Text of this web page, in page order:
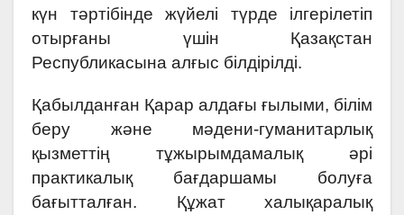
күн тәртібінде жүйелі түрде ілгерілетіп
отырғаны үшін Қазақстан
Республикасына алғыс білдірілді.
Қабылданған Қарар алдағы ғылыми, білім
беру және мәдени-гуманитарлық
қызметтің тұжырымдамалық әрі
практикалық бағдаршамы болуға
бағытталған. Құжат халықаралық